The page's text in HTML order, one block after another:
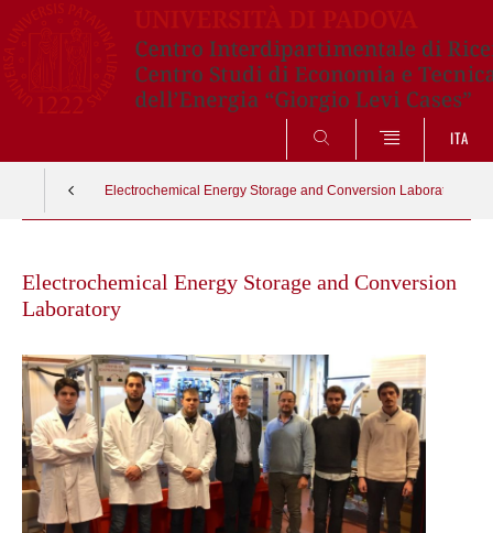
SEARCH
ITA
Electrochemical Energy Storage and Conversion Laboratory
contentElectrochemical Energy Storage and Conversion
Laboratory